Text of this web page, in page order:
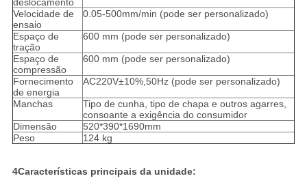
deslocamento
Velocidade de
ensaio
0.05-500mm/min (pode ser personalizado)
Espaço de
tração
600 mm (pode ser personalizado)
Espaço de
compressão
600 mm (pode ser personalizado)
Fornecimento
de energia
AC220V±10%,50Hz (pode ser personalizado)
Manchas
Tipo de cunha, tipo de chapa e outros agarres,
consoante a exigência do consumidor
Dimensão
520*390*1690mm
Peso
124 kg
4Características principais da unidade: